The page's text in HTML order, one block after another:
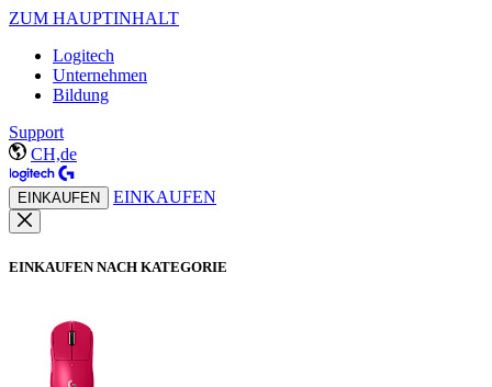
ZUM HAUPTINHALT
Logitech
Unternehmen
Bildung
Support
CH,de
EINKAUFEN EINKAUFEN
EINKAUFEN NACH KATEGORIE